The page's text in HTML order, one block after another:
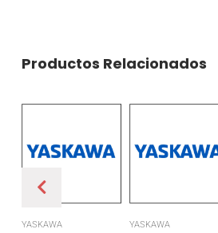
Productos Relacionados
YASKAWA YASKAWA